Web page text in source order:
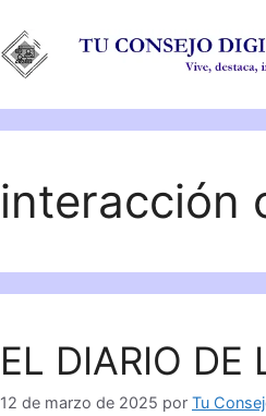
interacción
EL DIARIO DE
12 de marzo de 2025 por Tu